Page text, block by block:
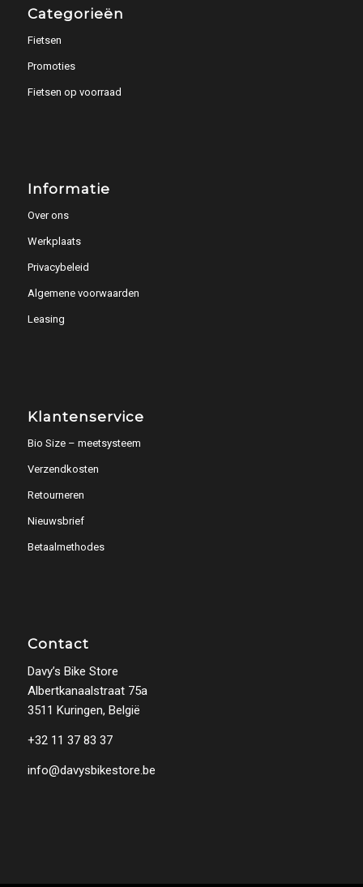
Categorieën
Fietsen
Promoties
Fietsen op voorraad
Informatie
Over ons
Werkplaats
Privacybeleid
Algemene voorwaarden
Leasing
Klantenservice
Bio Size – meetsysteem
Verzendkosten
Retourneren
Nieuwsbrief
Betaalmethodes
Contact
Davy’s Bike Store
Albertkanaalstraat 75a
3511 Kuringen, België
+32 11 37 83 37
info@davysbikestore.be